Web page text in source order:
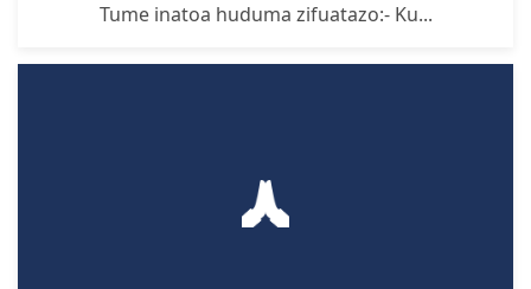
Tume inatoa huduma zifuatazo:- Ku...